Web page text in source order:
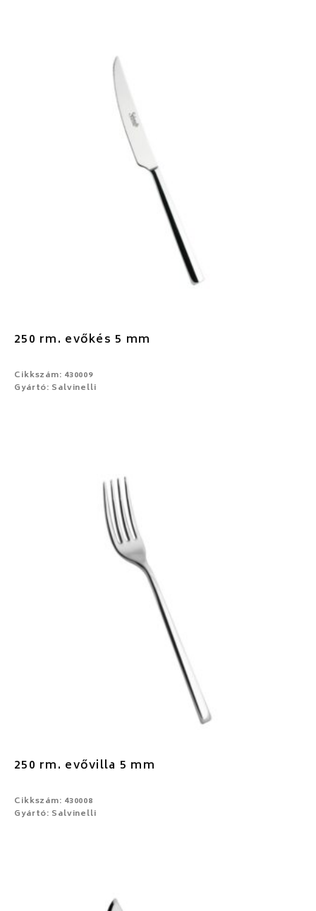
250 rm. evőkés 5 mm
Cikkszám: 430009
Gyártó: Salvinelli
250 rm. evővilla 5 mm
Cikkszám: 430008
Gyártó: Salvinelli